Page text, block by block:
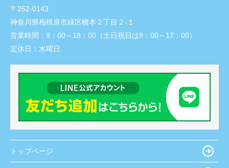
〒252-0143
神奈川県相模原市緑区橋本２丁目２-１
営業時間： 9：00～18：00（土日祝日は9：00～17：00）
定休日： 水曜日
トップページ